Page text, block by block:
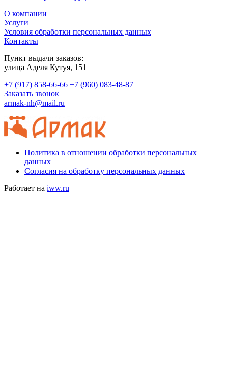
О компании
Услуги
Условия обработки персональных данных
Контакты
Пункт выдачи заказов:
​улица Аделя Кутуя, 151
+7 (917) 858-66-66 +7 (960) 083-48-87
Заказать звонок
armak-nh@mail.ru
Политика в отношении обработки персональных
данных
Согласия на обработку персональных данных
Работает на iww.ru